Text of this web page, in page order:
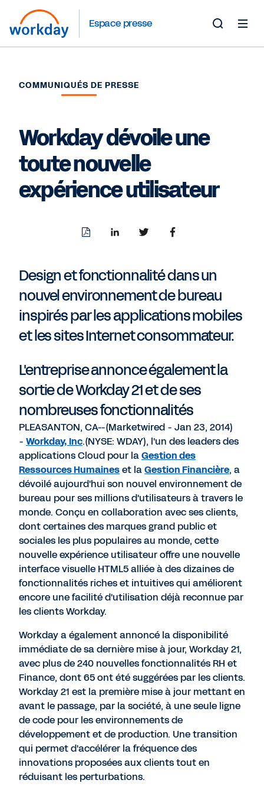
Espace presse
COMMUNIQUÉS DE PRESSE
Workday dévoile une
toute nouvelle
expérience utilisateur
DownloadShareShareShare
Design et fonctionnalité dans un
nouvel environnement de bureau
inspirés par les applications mobiles
et les sites Internet consommateur.
L'entreprise annonce également la
sortie de Workday 21 et de ses
nombreuses fonctionnalités
PLEASANTON, CA--(Marketwired - Jan 23, 2014)
- Workday, Inc.(NYSE: WDAY), l'un des leaders des
applications Cloud pour laGestion des
Ressources Humaineset laGestion Financière, a
dévoilé aujourd'hui son nouvel environnement de
bureau pour ses millions d'utilisateurs à travers le
monde. Conçu en collaboration avec ses clients,
dont certaines des marques grand public et
sociales les plus populaires au monde, cette
nouvelle expérience utilisateur offre une nouvelle
interface visuelle HTML5 alliée à des dizaines de
fonctionnalités riches et intuitives qui améliorent
encore une facilité d'utilisation déjà reconnue par
les clients Workday.
Workday a également annoncé la disponibilité
immédiate de sa dernière mise à jour, Workday 21,
avec plus de 240 nouvelles fonctionnalités RH et
Finance, dont 65 ont été suggérées par les clients.
Workday 21 est la première mise à jour mettant en
avant le passage, par la société, à une seule ligne
de code pour les environnements de
développement et de production. Une transition
qui permet d'accélérer la fréquence des
innovations proposées aux clients tout en
réduisant les perturbations.